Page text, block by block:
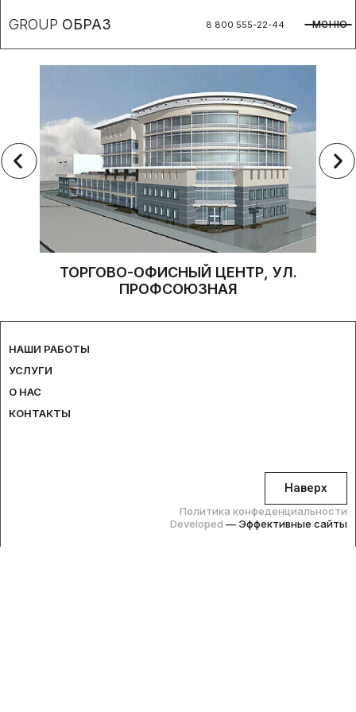
GROUP ОБРАЗ 8 800 555-22-44 меню
ТОРГОВО-ОФИСНЫЙ ЦЕНТР, УЛ.
ПРОФСОЮЗНАЯ
НАШИ РАБОТЫ
УСЛУГИ
О НАС
КОНТАКТЫ
Наверх
Политика конфеденциальности
Developed — Эффективные сайты